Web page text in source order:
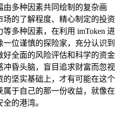
多种因素共同绘制的复杂画
的了解程度、精心制定的投资
多种因素，在利用 imToken 进
位谨慎的探险家，充分认识到
全面的风险评估和科学的资金
昏头脑，盲目追求财富而忽视
坚实基础上，才有可能在这个
于自己的那一份收益，就像在
的港湾。